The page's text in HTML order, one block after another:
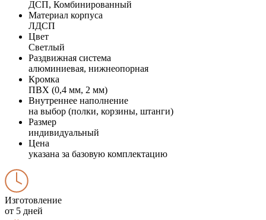
ДСП, Комбинированный
Материал корпуса
ЛДСП
Цвет
Светлый
Раздвижная система
алюминиевая, нижнеопорная
Кромка
ПВХ (0,4 мм, 2 мм)
Внутреннее наполнение
на выбор (полки, корзины, штанги)
Размер
индивидуальный
Цена
указана за базовую комплектацию
Изготовление
от 5 дней